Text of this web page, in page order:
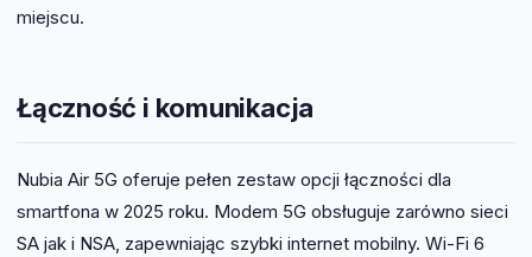
miejscu.
Łączność i komunikacja
Nubia Air 5G oferuje pełen zestaw opcji łączności dla
smartfona w 2025 roku. Modem 5G obsługuje zarówno sieci
SA jak i NSA, zapewniając szybki internet mobilny. Wi-Fi 6